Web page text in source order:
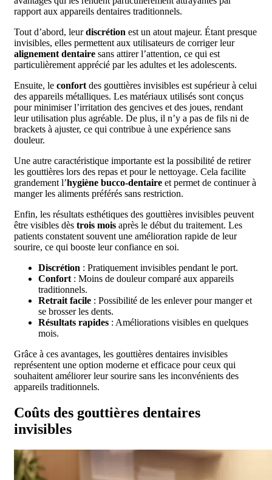
rapport aux appareils dentaires traditionnels.
Tout d’abord, leurdiscrétion est un atout majeur. Étant presque
invisibles, elles permettent aux utilisateurs de corriger leur
alignement dentaire sans attirer l’attention, ce qui est
particulièrement apprécié par les adultes et les adolescents.
Ensuite, le confort des gouttières invisibles est supérieur à celui
des appareils métalliques. Les matériaux utilisés sont conçus
pour minimiser l’irritation des gencives et des joues, rendant
leur utilisation plus agréable. De plus, il n’y a pas de fils ni de
brackets à ajuster, ce qui contribue à une expérience sans
douleur.
Une autre caractéristique importante est la possibilité de retirer
les gouttières lors des repas et pour le nettoyage. Cela facilite
grandement l’hygiène bucco-dentaire et permet de continuer à
manger les aliments préférés sans restriction.
Enfin, les résultats esthétiques des gouttières invisibles peuvent
être visibles dès trois mois après le début du traitement. Les
patients constatent souvent une amélioration rapide de leur
sourire, ce qui booste leur confiance en soi.
Discrétion : Pratiquement invisibles pendant le port.
Confort : Moins de douleur comparé aux appareils
traditionnels.
Retrait facile : Possibilité de les enlever pour manger et
se brosser les dents.
Résultats rapides : Améliorations visibles en quelques
mois.
Grâce à ces avantages, les gouttières dentaires invisibles
représentent une option moderne et efficace pour ceux qui
souhaitent améliorer leur sourire sans les inconvénients des
appareils traditionnels.
Coûts des gouttières dentaires
invisibles